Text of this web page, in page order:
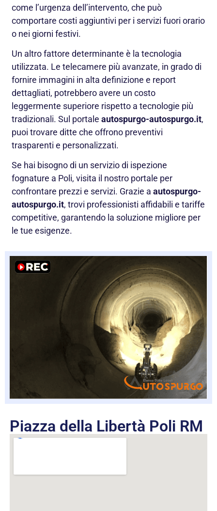
come l’urgenza dell’intervento, che può
comportare costi aggiuntivi per i servizi fuori orario
o nei giorni festivi.
Un altro fattore determinante è la tecnologia
utilizzata. Le telecamere più avanzate, in grado di
fornire immagini in alta definizione e report
dettagliati, potrebbero avere un costo
leggermente superiore rispetto a tecnologie più
tradizionali. Sul portale autospurgo-autospurgo.it,
puoi trovare ditte che offrono preventivi
trasparenti e personalizzati.
Se hai bisogno di un servizio di ispezione
fognature a Poli, visita il nostro portale per
confrontare prezzi e servizi. Grazie a autospurgo-
autospurgo.it, trovi professionisti affidabili e tariffe
competitive, garantendo la soluzione migliore per
le tue esigenze.
Piazza della Libertà Poli RM